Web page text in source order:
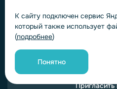
Нажимая кнопку, вы даете
информационных и
Пригласить
К сайту подключен сервис
который также использует
(подробнее)
Понятно